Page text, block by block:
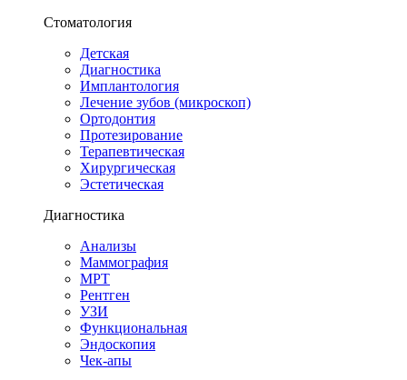
Стоматология
Детская
Диагностика
Имплантология
Лечение зубов (микроскоп)
Ортодонтия
Протезирование
Терапевтическая
Хирургическая
Эстетическая
Диагностика
Анализы
Маммография
МРТ
Рентген
УЗИ
Функциональная
Эндоскопия
Чек-апы